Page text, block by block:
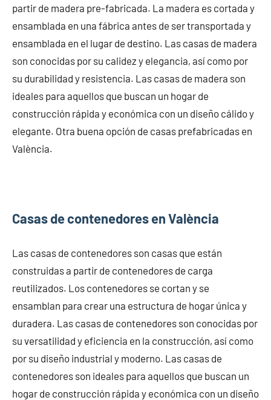
partir de madera pre-fabricada. La madera es cortada y
ensamblada en una fábrica antes de ser transportada y
ensamblada en el lugar de destino. Las casas de madera
son conocidas por su calidez y elegancia, así como por
su durabilidad y resistencia. Las casas de madera son
ideales para aquellos que buscan un hogar de
construcción rápida y económica con un diseño cálido y
elegante. Otra buena opción de casas prefabricadas en
València.
Casas de contenedores en València
Las casas de contenedores son casas que están
construidas a partir de contenedores de carga
reutilizados. Los contenedores se cortan y se
ensamblan para crear una estructura de hogar única y
duradera. Las casas de contenedores son conocidas por
su versatilidad y eficiencia en la construcción, así como
por su diseño industrial y moderno. Las casas de
contenedores son ideales para aquellos que buscan un
hogar de construcción rápida y económica con un diseño